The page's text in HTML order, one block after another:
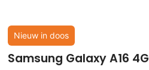
Nieuw in doos
Samsung Galaxy A16 4G